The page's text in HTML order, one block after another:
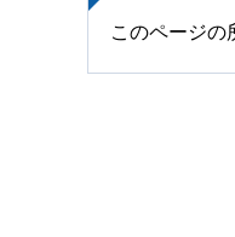
このページの